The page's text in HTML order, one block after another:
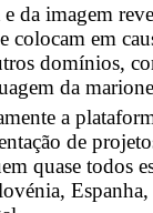
da imagem
colocam em
domínios,
da
a
de
quase todos